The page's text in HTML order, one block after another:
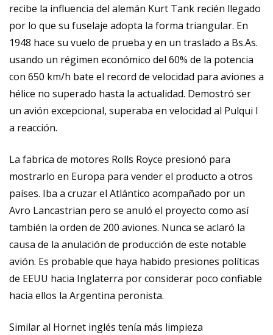
recibe la influencia del alemán Kurt Tank recién llegado
por lo que su fuselaje adopta la forma triangular. En
1948 hace su vuelo de prueba y en un traslado a Bs.As.
usando un régimen económico del 60% de la potencia
con 650 km/h bate el record de velocidad para aviones a
hélice no superado hasta la actualidad. Demostró ser
un avión excepcional, superaba en velocidad al Pulqui I
a reacción.
La fabrica de motores Rolls Royce presionó para
mostrarlo en Europa para vender el producto a otros
países. Iba a cruzar el Atlántico acompañado por un
Avro Lancastrian pero se anuló el proyecto como así
también la orden de 200 aviones. Nunca se aclaró la
causa de la anulación de producción de este notable
avión. Es probable que haya habido presiones políticas
de EEUU hacia Inglaterra por considerar poco confiable
hacia ellos la Argentina peronista.
Similar al Hornet inglés tenía más limpieza